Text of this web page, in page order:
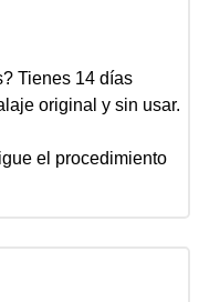
Tienes 14 días
original y sin usar.
el procedimiento